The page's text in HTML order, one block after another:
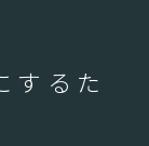
するた